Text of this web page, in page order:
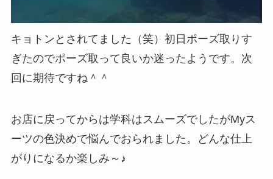
キョトンとされてました（笑）初日ポーズ取りす
ぎたのでポーズ取って良いか迷ったようです。次
回に期待ですね＾＾
お店に戻ってからは学科はスムーズでしたがMyス
ーツの色決めで悩んでおられました。どんな仕上
がりになるか楽しみ～♪